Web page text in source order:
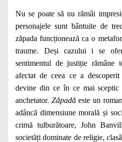
Nu se poate să nu rămâi
personajele sunt bântuite de
zăpada funcționează ca o
traume. Deși cazului i se
sentimentul de justiție rămâne
afectat de ceea ce a
devine din ce în ce mai
anchetator. Zăpadăeste un
adâncă dimensiune morală și
crimă tulburătoare, John
societăți dominate de religie,